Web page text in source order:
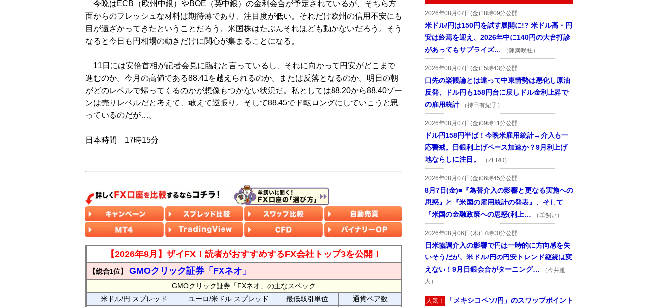
今晩はECB（欧州中銀）やBOE（英中銀）の金利会合が予定されているが、そちら方
面からのフレッシュな材料は期待薄であり、注目度が低い。それだけ欧州の信用不安にも
目が遠ざかってきたということだろう。米国株はたぶんそれほども動かないだろう。そう
なると今日も円相場の動きだけに関心が集まることになる。
11日には安倍首相が記者会見に臨むと言っているし、それに向かって円安がどこまで
進むのか。今月の高値である88.41を越えられるのか。または反落となるのか。明日の朝
がどのレベルで帰ってくるのかが想像もつかない状況だ。私としては88.20から88.40ゾー
ンは売りレベルだと考えて、敢えて逆張り。そして88.45でド転ロングにしていこうと思
っているのだが…。
日本時間 17時15分
【2026年8月】ザイFX！読者がおすすめするFX会社トップ3を公開！
【総合1位】 GMOクリック証券「FXネオ」
GMOクリック証券「FXネオ」の主なスペック
米ドル/円 スプレッド
ユーロ/米ドル スプレッド 最低取引単位
通貨ペア数
2026年08月07日(金)18時09分公開
米ドル/円は150円を試す展開に!? 米ドル高・円
安は終焉を迎え、2026年中に140円の大台打診
があってもサプライズ…
（陳満咲杜）
2026年08月07日(金)15時43分公開
口先の楽観論とは違って中東情勢は悪化し原油
反発、ドル円も158円台に戻しドル金利上昇で
の雇用統計
（持田有紀子）
2026年08月07日(金)09時11分公開
ドル円158円半ば！今晩米雇用統計→介入も一
応警戒。日銀利上げペース加速か？9月利上げ
地ならしに注目。
（ZERO）
2026年08月07日(金)06時45分公開
8月7日(金)■『為替介入の影響と更なる実施への
思惑』と『米国の雇用統計の発表』、そして
『米国の金融政策への思惑(利上…
（羊飼い）
2026年08月06日(木)17時00分公開
日米協調介入の影響で円は一時的に方向感を失
いそうだが、米ドル/円の円安トレンド継続は変
えない！9月日銀会合がターニング…
（今井雅
人）
人気！ 「メキシコペソ/円」のスワップポイント